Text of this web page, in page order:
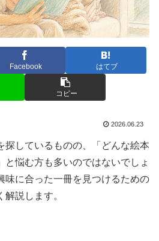
Facebook はてブ
コピー
2026.06.23
探しているものの、「どんな絵本
と悩む方も多いのではないでしょ
味に合った一冊を見つけるための
説します。